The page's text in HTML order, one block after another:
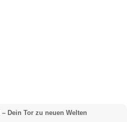
Dein Tor zu neuen Welten